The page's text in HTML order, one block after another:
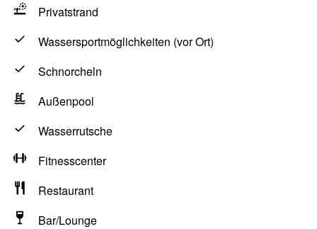
Privatstrand
Wassersportmöglichkeiten (vor Ort)
Schnorcheln
Außenpool
Wasserrutsche
Fitnesscenter
Restaurant
Bar/Lounge